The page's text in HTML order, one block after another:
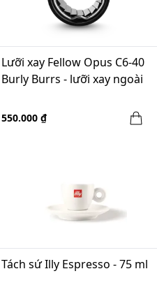
Lưỡi xay Fellow Opus C6-40
Burly Burrs - lưỡi xay ngoài
550.000 ₫
Tách sứ Illy Espresso - 75 ml